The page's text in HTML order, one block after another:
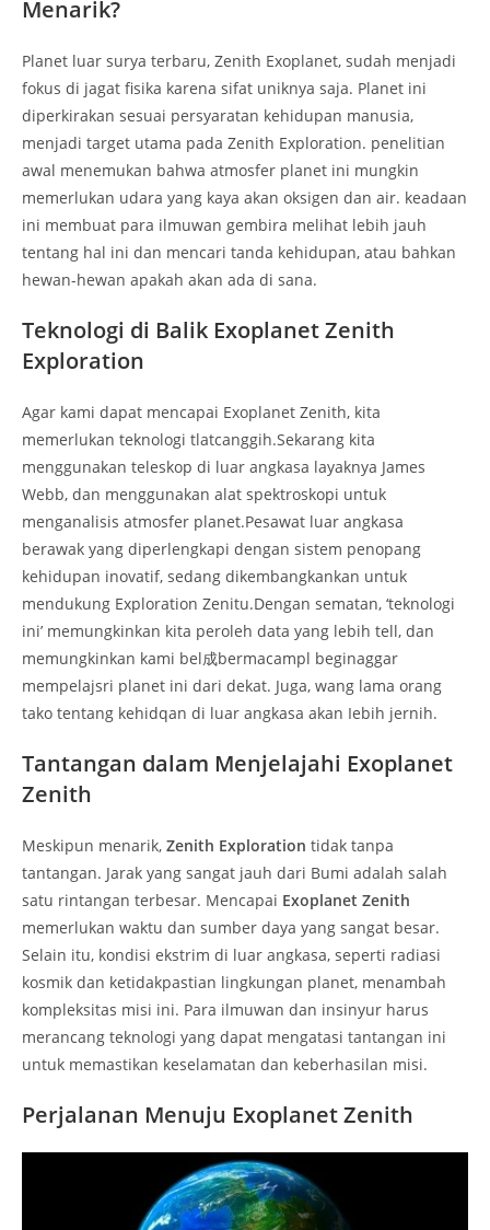
Menarik?
Planet luar surya terbaru, Zenith Exoplanet, sudah menjadi
fokus di jagat fisika karena sifat uniknya saja. Planet ini
diperkirakan sesuai persyaratan kehidupan manusia,
menjadi target utama pada Zenith Exploration. penelitian
awal menemukan bahwa atmosfer planet ini mungkin
memerlukan udara yang kaya akan oksigen dan air. keadaan
ini membuat para ilmuwan gembira melihat lebih jauh
tentang hal ini dan mencari tanda kehidupan, atau bahkan
hewan-hewan apakah akan ada di sana.
Teknologi di Balik Exoplanet Zenith
Exploration
Agar kami dapat mencapai Exoplanet Zenith, kita
memerlukan teknologi tlatcanggih.Sekarang kita
menggunakan teleskop di luar angkasa layaknya James
Webb, dan menggunakan alat spektroskopi untuk
menganalisis atmosfer planet.Pesawat luar angkasa
berawak yang diperlengkapi dengan sistem penopang
kehidupan inovatif, sedang dikembangkankan untuk
mendukung Exploration Zenitu.Dengan sematan, ‘teknologi
ini’ memungkinkan kita peroleh data yang lebih tell, dan
memungkinkan kami bel成bermacampl beginaggar
mempelajsri planet ini dari dekat. Juga, wang lama orang
tako tentang kehidqan di luar angkasa akan Iebih jernih.
Tantangan dalam Menjelajahi Exoplanet
Zenith
Meskipun menarik, Zenith Exploration tidak tanpa
tantangan. Jarak yang sangat jauh dari Bumi adalah salah
satu rintangan terbesar. Mencapai Exoplanet Zenith
memerlukan waktu dan sumber daya yang sangat besar.
Selain itu, kondisi ekstrim di luar angkasa, seperti radiasi
kosmik dan ketidakpastian lingkungan planet, menambah
kompleksitas misi ini. Para ilmuwan dan insinyur harus
merancang teknologi yang dapat mengatasi tantangan ini
untuk memastikan keselamatan dan keberhasilan misi.
Perjalanan Menuju Exoplanet Zenith